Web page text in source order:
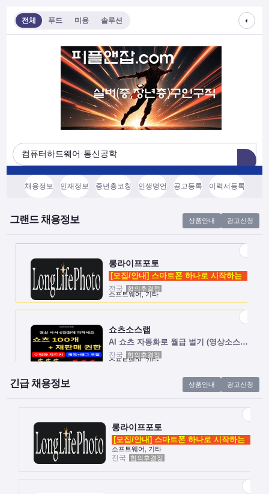
전체 푸드 미용 솔루션 ◐
채용정보 인재정보 중년층코칭 인생명언 공고등록 이력서등록
그랜드 채용정보 상품안내 광고신청
롱라이프포토
[모집/안내] 스마트폰 하나로 시작하는 …
전국
롱라이프포토
[모집/안내] 스마트폰 하나로 시작하는 …
소프트웨어, 기타
전국 협의후결정
쇼츠소스랩
AI 쇼츠 자동화로 월급 벌기 (영상소스…
소프트웨어, 기타
전국 협의후결정
[모집/안내] 스마트폰 하나로 시작하는 …
소프트웨어, 기타
쇼츠소스랩
긴급 채용정보 상품안내 광고신청
롱라이프포토
[모집/안내] 스마트폰 하나로 시작하는 …
소프트웨어, 기타
전국
협의후결정